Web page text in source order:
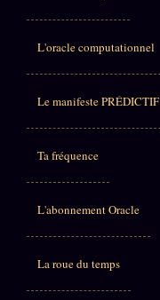
L'oracle computationnel
Le manifeste PRÉDICTIF
Ta fréquence
L'abonnement Oracle
La roue du temps